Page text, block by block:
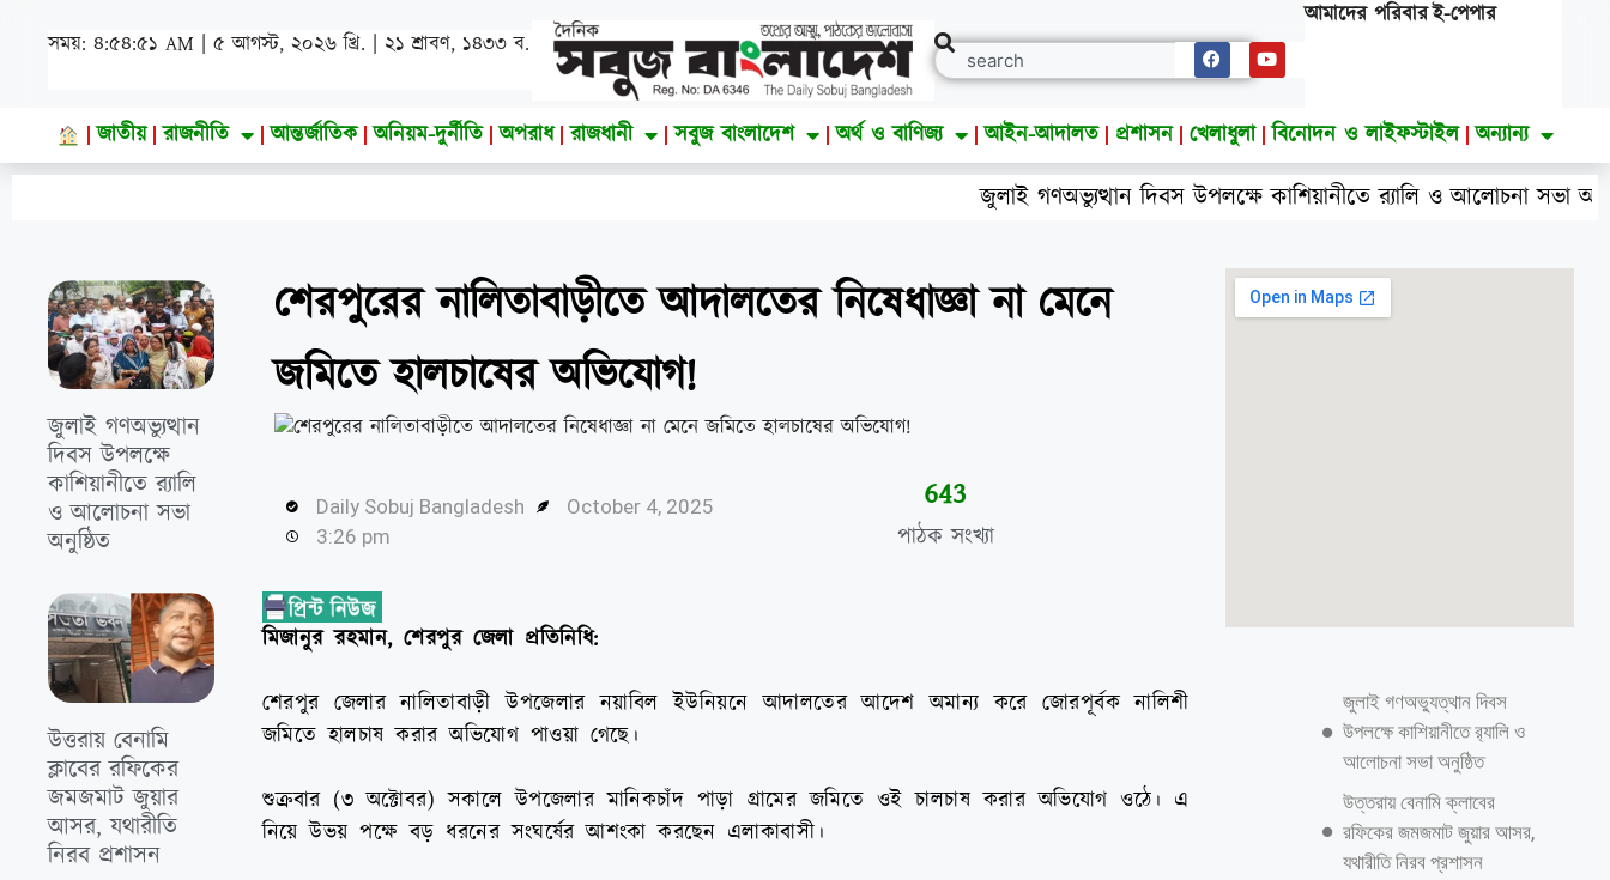
সময়: ৪:৫৪:৫২ AM | ৫ আগস্ট, ২০২৬ খ্রি. | ২১ শ্রাবণ, ১৪৩৩ ব.
আমাদের পরিবারই-পেপার
জাতীয় রাজনীতি আন্তর্জাতিক অনিয়ম-দুর্নীতি অপরাধ রাজধানী সবুজ বাংলাদেশ অর্থ ও বাণিজ্য আইন-আদালত প্রশাসন খেলাধুলা বিনোদন ও লাইফস্টাইল অন্যান্য
জুলাই গণঅভ্যুত্থান দিবস উপলক্ষে কাশিয়ানীতে র‍্যালি ও আলোচনা সভা অনুষ্ঠিত
জুলাই গণঅভ্যুত্থান
দিবস উপলক্ষে
কাশিয়ানীতে র‍্যালি
ও আলোচনা সভা
অনুষ্ঠিত
উত্তরায় বেনামি
ক্লাবের রফিকের
জমজমাট জুয়ার
আসর, যথারীতি
নিরব প্রশাসন
শেরপুরের নালিতাবাড়ীতে আদালতের নিষেধাজ্ঞা না মেনে
জমিতে হালচাষের অভিযোগ!
Daily Sobuj Bangladesh
October 4, 2025
3:26 pm
পাঠক সংখ্যা
645
মিজানুর রহমান, শেরপুর জেলা প্রতিনিধি:
শেরপুর জেলার নালিতাবাড়ী উপজেলার নয়াবিল ইউনিয়নে আদালতের আদেশ অমান্য করে জোরপূর্বক নালিশী
জমিতে হালচাষ করার অভিযোগ পাওয়া গেছে।
শুক্রবার (৩ অক্টোবর) সকালে উপজেলার মানিকচাঁদ পাড়া গ্রামের জমিতে ওই চালচাষ করার অভিযোগ ওঠে। এ
নিয়ে উভয় পক্ষে বড় ধরনের সংঘর্ষের আশংকা করছেন এলাকাবাসী।
জুলাই গণঅভ্যুত্থান দিবস
উপলক্ষে কাশিয়ানীতে র‍্যালি ও
আলোচনা সভা অনুষ্ঠিত
উত্তরায় বেনামি ক্লাবের
রফিকের জমজমাট জুয়ার আসর,
যথারীতি নিরব প্রশাসন